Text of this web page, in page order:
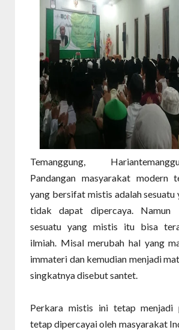
Temanggung,
Pandangan masyarakat modern
yang bersifat mistis adalah sesuatu
tidak dapat dipercaya. Namun
sesuatu yang mistis itu bisa
ilmiah. Misal merubah hal yang
immateri dan kemudian menjadi
singkatnya disebut santet.
Perkara mistis ini tetap menjadi
tetap dipercayai oleh masyarakat